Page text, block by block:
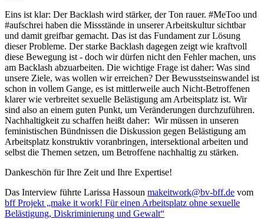
Eins ist klar: Der Backlash wird stärker, der Ton rauer. #MeToo und
#aufschrei haben die Missstände in unserer Arbeitskultur sichtbar
und damit greifbar gemacht. Das ist das Fundament zur Lösung
dieser Probleme. Der starke Backlash dagegen zeigt wie kraftvoll
diese Bewegung ist - doch wir dürfen nicht den Fehler machen, uns
am Backlash abzuarbeiten. Die wichtige Frage ist daher: Was sind
unsere Ziele, was wollen wir erreichen? Der Bewusstseinswandel ist
schon in vollem Gange, es ist mittlerweile auch Nicht-Betroffenen
klarer wie verbreitet sexuelle Belästigung am Arbeitsplatz ist. Wir
sind also an einem guten Punkt, um Veränderungen durchzuführen.
Nachhaltigkeit zu schaffen heißt daher: Wir müssen in unseren
feministischen Bündnissen die Diskussion gegen Belästigung am
Arbeitsplatz konstruktiv voranbringen, intersektional arbeiten und
selbst die Themen setzen, um Betroffene nachhaltig zu stärken.
Dankeschön für Ihre Zeit und Ihre Expertise!
Das Interview führte Larissa Hassoun makeitwork@bv-bff.de vom
bff Projekt „make it work! Für einen Arbeitsplatz ohne sexuelle
Belästigung, Diskriminierung und Gewalt“